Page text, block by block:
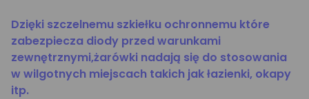
Dzięki szczelnemu szkiełku ochronnemu które
zabezpiecza diody przed warunkami
zewnętrznymi,żarówki nadają się do stosowania
w wilgotnych miejscach takich jak łazienki, okapy
itp.